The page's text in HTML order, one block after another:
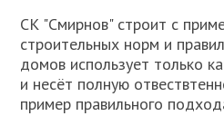
СК "Смирнов" строит с
строительных норм и
домов использует только
и несёт полную
пример правильного